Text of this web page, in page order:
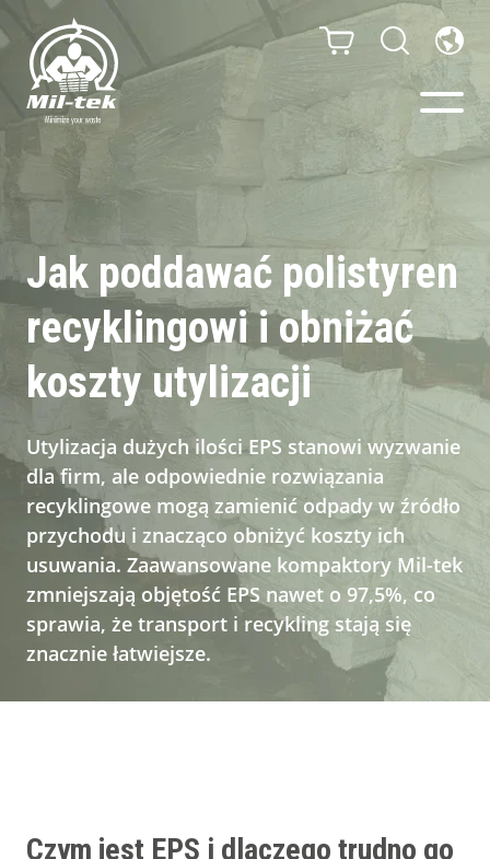
Belownice i kompaktory
Sklep internetowy
Segmenty
Materialy
Przypadki
Kontakt
O firmie
Jak poddawać polistyren
recyklingowi i obniżać
koszty utylizacji
Utylizacja dużych ilości EPS stanowi wyzwanie
dla firm, ale odpowiednie rozwiązania
recyklingowe mogą zamienić odpady w źródło
przychodu i znacząco obniżyć koszty ich
usuwania. Zaawansowane kompaktory Mil-tek
zmniejszają objętość EPS nawet o 97,5%, co
sprawia, że transport i recykling stają się
znacznie łatwiejsze.
Czym jest EPS i dlaczego trudno go